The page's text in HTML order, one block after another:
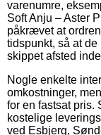
varenumre,
Soft Anju – Aster
påkrævet at
tidspunkt, så at
skippet afsted
Nogle enkelte
omkostninger,
for en fastsat pris.
kostelige
ved Esbjerg,